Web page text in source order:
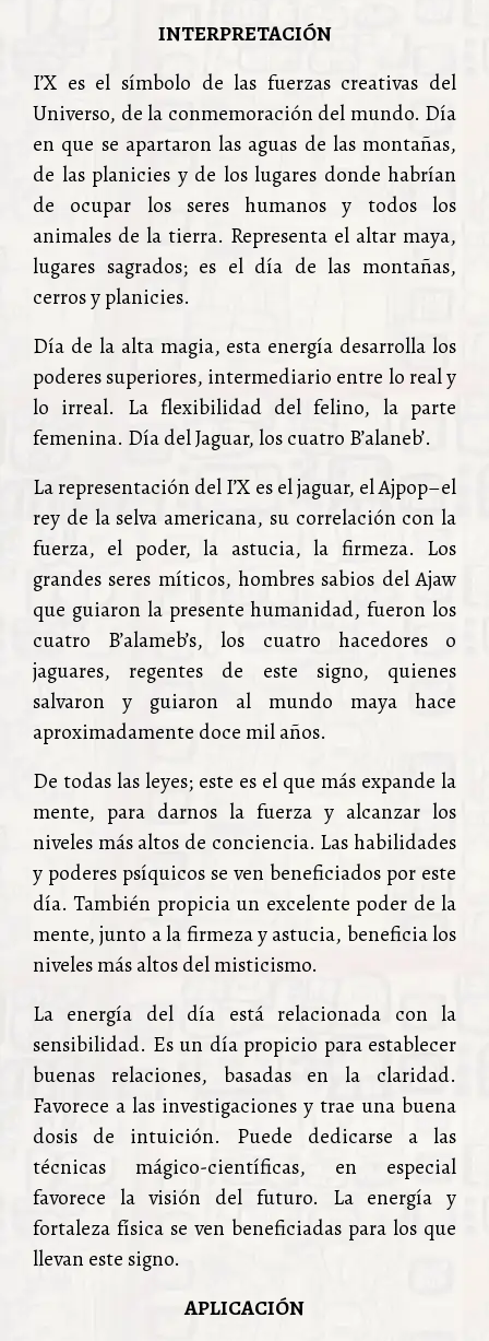
INTERPRETACIÓN
I’X es el símbolo de las fuerzas creativas del
Universo, de la conmemoración del mundo. Día
en que se apartaron las aguas de las montañas,
de las planicies y de los lugares donde habrían
de ocupar los seres humanos y todos los
animales de la tierra. Representa el altar maya,
lugares sagrados; es el día de las montañas,
cerros y planicies.
Día de la alta magia, esta energía desarrolla los
poderes superiores, intermediario entre lo real y
lo irreal. La flexibilidad del felino, la parte
femenina. Día del Jaguar, los cuatro B’alaneb’.
La representación del I’X es el jaguar, el Ajpop–el
rey de la selva americana, su correlación con la
fuerza, el poder, la astucia, la firmeza. Los
grandes seres míticos, hombres sabios del Ajaw
que guiaron la presente humanidad, fueron los
cuatro B’alameb’s, los cuatro hacedores o
jaguares, regentes de este signo, quienes
salvaron y guiaron al mundo maya hace
aproximadamente doce mil años.
De todas las leyes; este es el que más expande la
mente, para darnos la fuerza y alcanzar los
niveles más altos de conciencia. Las habilidades
y poderes psíquicos se ven beneficiados por este
día. También propicia un excelente poder de la
mente, junto a la firmeza y astucia, beneficia los
niveles más altos del misticismo.
La energía del día está relacionada con la
sensibilidad. Es un día propicio para establecer
buenas relaciones, basadas en la claridad.
Favorece a las investigaciones y trae una buena
dosis de intuición. Puede dedicarse a las
técnicas mágico-científicas, en especial
favorece la visión del futuro. La energía y
fortaleza física se ven beneficiadas para los que
llevan este signo.
APLICACIÓN